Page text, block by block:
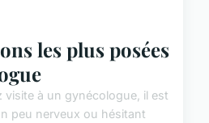
les plus posées
visite à un gynécologue, il est
peu nerveux ou hésitant